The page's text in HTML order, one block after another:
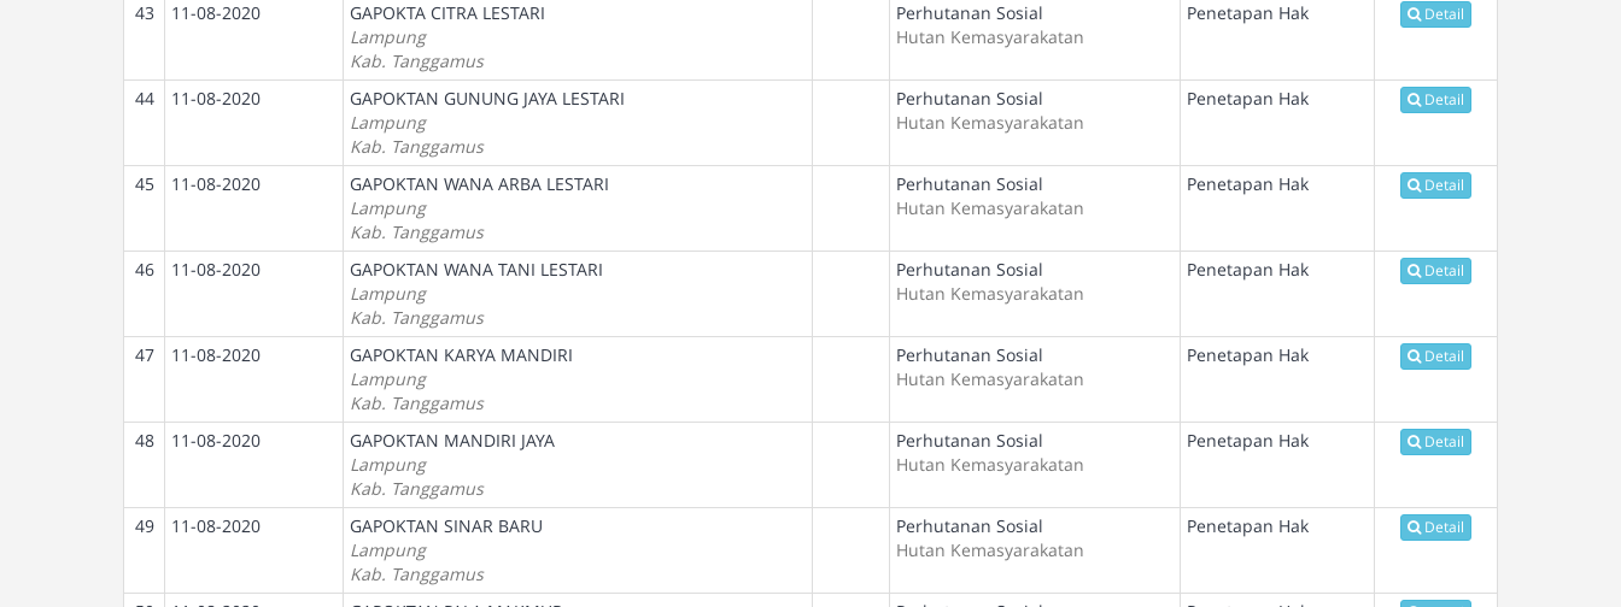
43 11-08-2020
GAPOKTA CITRA LESTARI
Lampung
Kab. Tanggamus
Perhutanan Sosial
Hutan Kemasyarakatan
Penetapan Hak Detail
44 11-08-2020
GAPOKTAN GUNUNG JAYA LESTARI
Lampung
Kab. Tanggamus
Perhutanan Sosial
Hutan Kemasyarakatan
Penetapan Hak Detail
45 11-08-2020
GAPOKTAN WANA ARBA LESTARI
Lampung
Kab. Tanggamus
Perhutanan Sosial
Hutan Kemasyarakatan
Penetapan Hak Detail
46 11-08-2020
GAPOKTAN WANA TANI LESTARI
Lampung
Kab. Tanggamus
Perhutanan Sosial
Hutan Kemasyarakatan
Penetapan Hak Detail
47 11-08-2020
GAPOKTAN KARYA MANDIRI
Lampung
Kab. Tanggamus
Perhutanan Sosial
Hutan Kemasyarakatan
Penetapan Hak Detail
48 11-08-2020
GAPOKTAN MANDIRI JAYA
Lampung
Kab. Tanggamus
Perhutanan Sosial
Hutan Kemasyarakatan
Penetapan Hak Detail
49 11-08-2020
GAPOKTAN SINAR BARU
Lampung
Kab. Tanggamus
Perhutanan Sosial
Hutan Kemasyarakatan
Penetapan Hak Detail